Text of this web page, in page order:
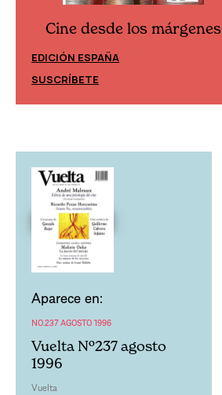
Cine desde los márgenes
EDICIÓN ESPAÑA
SUSCRÍBETE
Aparece en:
NO.237 AGOSTO 1996
Vuelta Nº237 agosto
1996
Vuelta